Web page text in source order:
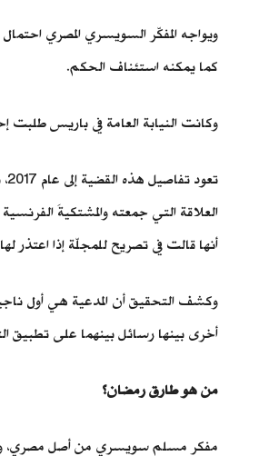
كما يمكنه استئناف الحكم.
وكانت النيابة العامة في باريس طلبت
العلاقة التي جمعته والمشتكيةَ
أنها قالت في تصريح للمجلّة إذا
وكشف التحقيق أن المدعية هي أول
أخرى بينها رسائل بينهما على تطبيق
من هو طارق رمضان؟
مفكر مسلم سويسري من أصل مصري، ولد